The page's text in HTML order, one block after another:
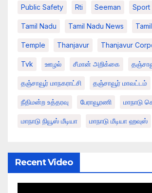
Public Safety Rti Seeman Sport
Tamil Nadu Tamil Nadu News
Temple Thanjavur Thanjavur
Tvk ஊழல் சீமான் அறிக்கை
தஞ்சாவூர் மாநகராட்சி தஞ்சாவூர் மாவட்டம்
நீதிமன்ற உத்தரவு பேராவூரணி மாநாடு
மாநாடு நியூஸ் மீடியா மாநாடு மீடியா ஹவுஸ்
Recent Video